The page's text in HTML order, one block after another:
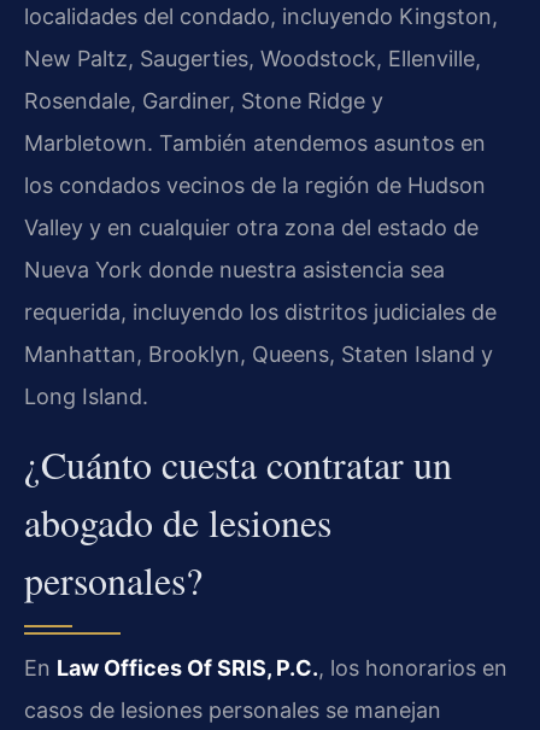
localidades del condado, incluyendo Kingston,
New Paltz, Saugerties, Woodstock, Ellenville,
Rosendale, Gardiner, Stone Ridge y
Marbletown. También atendemos asuntos en
los condados vecinos de la región de Hudson
Valley y en cualquier otra zona del estado de
Nueva York donde nuestra asistencia sea
requerida, incluyendo los distritos judiciales de
Manhattan, Brooklyn, Queens, Staten Island y
Long Island.
¿Cuánto cuesta contratar un
abogado de lesiones
personales?
En Law Offices Of SRIS, P.C., los honorarios en
casos de lesiones personales se manejan